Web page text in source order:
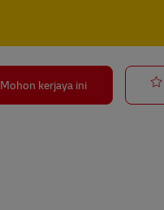
Mohon kerjaya ini